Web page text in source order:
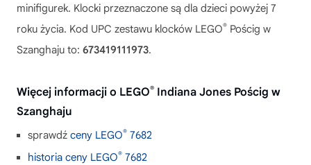
minifigurek. Klocki przeznaczone są dla dzieci powyżej 7
roku życia. Kod UPC zestawu klocków LEGO® Pościg w
Szanghaju to: 673419111973.
Więcej informacji o LEGO® Indiana Jones Pościg w
Szanghaju
sprawdź ceny LEGO® 7682
historia ceny LEGO® 7682